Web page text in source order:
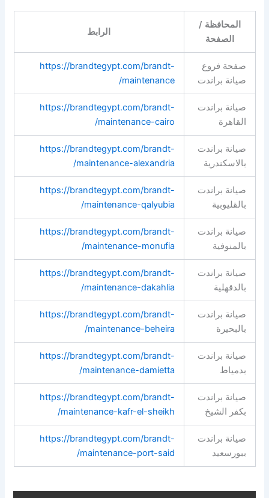
المحافظة /
الصفحة
الرابط
صفحة فروع
صيانة براندت
https://brandtegypt.com/brandt-
maintenance/
صيانة براندت
القاهرة
https://brandtegypt.com/brandt-
maintenance-cairo/
صيانة براندت
بالاسكندرية
https://brandtegypt.com/brandt-
maintenance-alexandria/
صيانة براندت
بالقليوبية
https://brandtegypt.com/brandt-
maintenance-qalyubia/
صيانة براندت
بالمنوفية
https://brandtegypt.com/brandt-
maintenance-monufia/
صيانة براندت
بالدقهلية
https://brandtegypt.com/brandt-
maintenance-dakahlia/
صيانة براندت
بالبحيرة
https://brandtegypt.com/brandt-
maintenance-beheira/
صيانة براندت
بدمياط
https://brandtegypt.com/brandt-
maintenance-damietta/
صيانة براندت
بكفر الشيخ
https://brandtegypt.com/brandt-
maintenance-kafr-el-sheikh/
صيانة براندت
ببورسعيد
https://brandtegypt.com/brandt-
maintenance-port-said/